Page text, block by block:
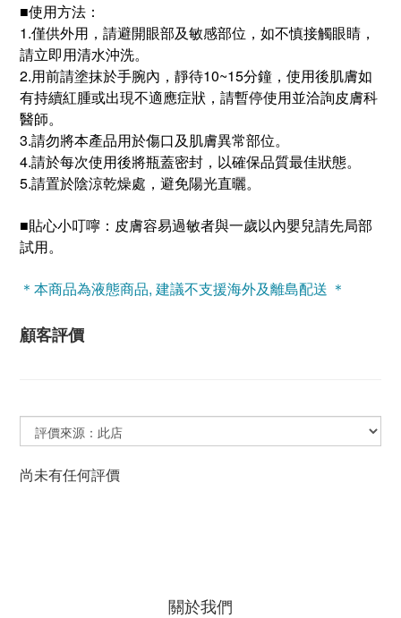
■使用方法：
1.僅供外用，請避開眼部及敏感部位 ，如不慎接觸眼睛，
請立即用清水沖洗。
2.用前請塗抹於手腕內，靜待10~15分鐘，使用後肌膚如
有持續紅腫或出現不適應症狀，請暫停使用並洽詢皮膚科
醫師。
3.請勿將本產品用於傷口及肌膚異常部位。
4.請於每次使用後將瓶蓋密封，以確保品質最佳狀態。
5.請置於陰涼乾燥處，避免陽光直曬。
■貼心小叮嚀： 皮膚容易過敏者與一歲以內嬰兒請先局部
試用。
＊本商品為液態商品, 建議不支援海外及離島配送 ＊
顧客評價
尚未有任何評價
關於我們